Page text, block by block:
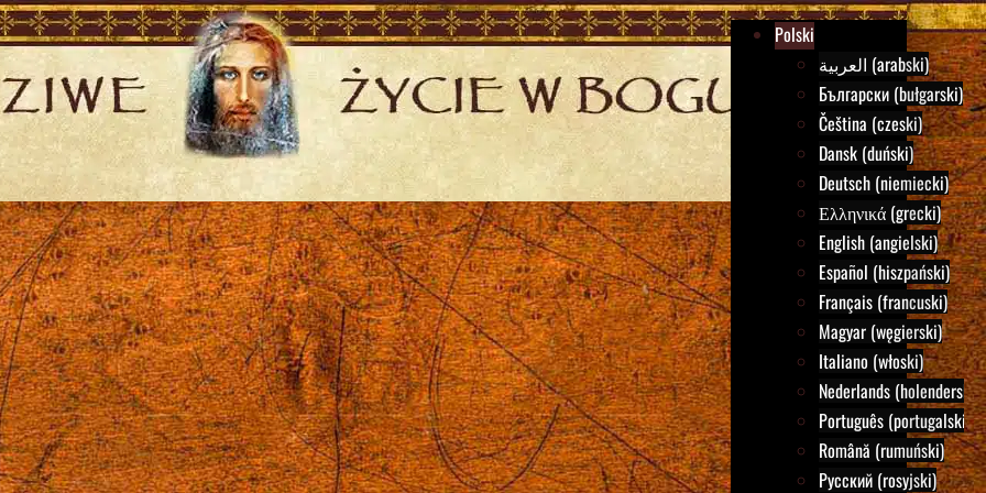
Polski
العربية (arabski)
Български (bułgarski)
Čeština (czeski)
Dansk (duński)
Deutsch (niemiecki)
Ελληνικά (grecki)
English (angielski)
Español (hiszpański)
Français (francuski)
Magyar (węgierski)
Italiano (włoski)
Nederlands (holenderski)
Português (portugalski)
Română (rumuński)
Русский (rosyjski)